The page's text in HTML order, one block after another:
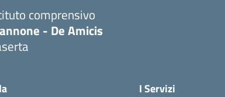
comprensivo
- De Amicis
I Servizi